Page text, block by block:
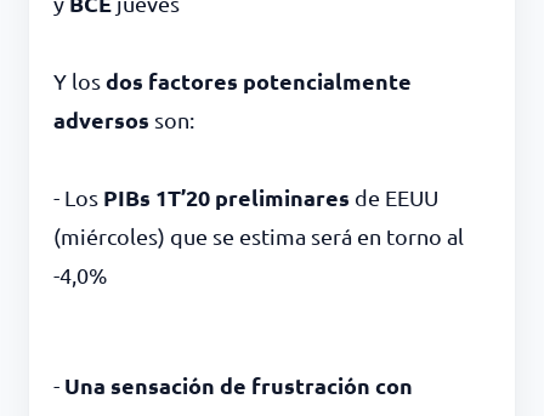
Y losdos factores potencialmente
adversos son:
- Los PIBs 1T’20 preliminares de EEUU
(miércoles) que se estima será en torno al
-4,0%
- Una sensación de frustración con